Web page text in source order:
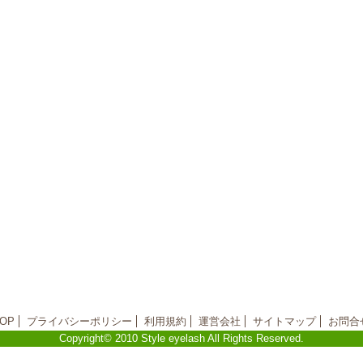
プライバシーポリシー 利用規約 運営会社 サイトマップ
お問合
Copyright© 2010 Style eyelash All Rights Reserved.